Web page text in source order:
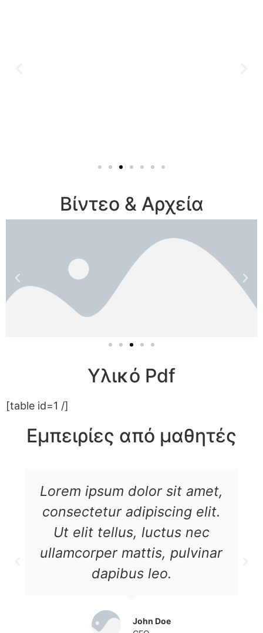
Βίντεο & Αρχεία
Υλικό Pdf
[table id=1 /]
Εμπειρίες από μαθητές
Lorem ipsum dolor sit amet,
consectetur adipiscing elit.
Ut elit tellus, luctus nec
ullamcorper mattis, pulvinar
dapibus leo.
John Doe